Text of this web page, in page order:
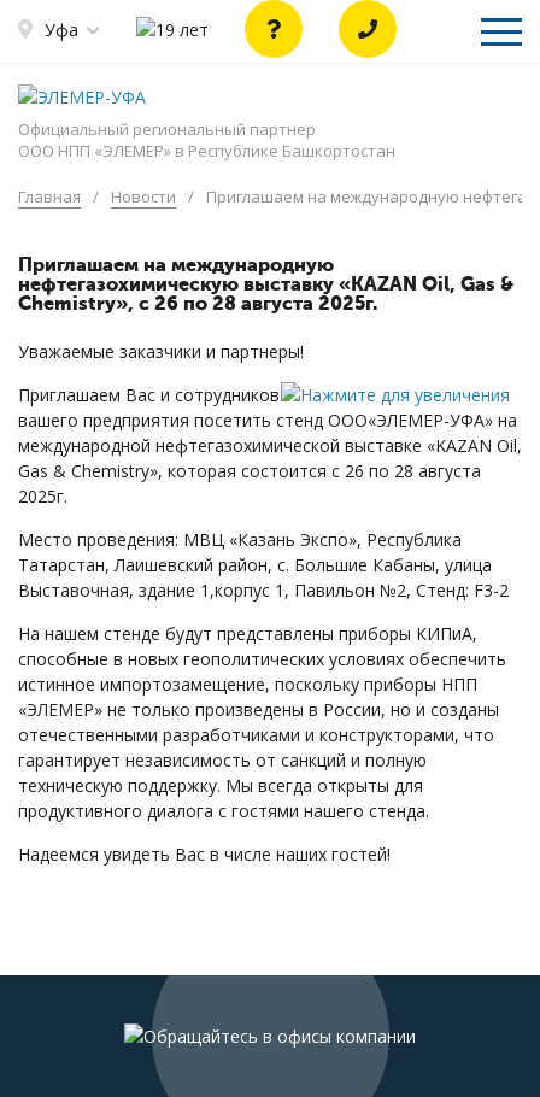
Уфа
Официальный региональный партнер
ООО НПП «ЭЛЕМЕР» в Республике Башкортостан
Главная / Новости / Приглашаем на международную
Приглашаем на международную
нефтегазохимическую выставку «KAZAN Oil, Gas &
Chemistry», с 26 по 28 августа 2025г.
Уважаемые заказчики и партнеры!
Приглашаем Вас и сотрудников
вашего предприятия посетить стенд ООО«ЭЛЕМЕР-УФА» на
международной нефтегазохимической выставке «KAZAN Oil,
Gas & Chemistry», которая состоится с 26 по 28 августа
2025г.
Место проведения: МВЦ «Казань Экспо», Республика
Татарстан, Лаишевский район, с. Большие Кабаны, улица
Выставочная, здание 1,корпус 1, Павильон №2, Стенд: F3-2
На нашем стенде будут представлены приборы КИПиА,
способные в новых геополитических условиях обеспечить
истинное импортозамещение, поскольку приборы НПП
«ЭЛЕМЕР» не только произведены в России, но и созданы
отечественными разработчиками и конструкторами, что
гарантирует независимость от санкций и полную
техническую поддержку. Мы всегда открыты для
продуктивного диалога с гостями нашего стенда.
Надеемся увидеть Вас в числе наших гостей!